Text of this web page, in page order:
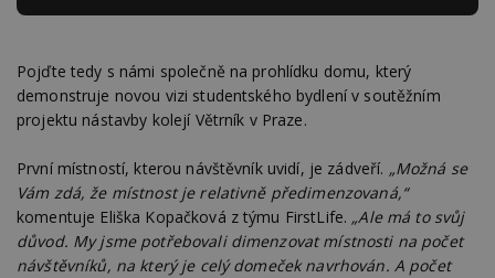
Pojďte tedy s námi společně na prohlídku domu, který
demonstruje novou vizi studentského bydlení v soutěžním
projektu nástavby kolejí Větrník v Praze.
První místností, kterou návštěvník uvidí, je zádveří. „Možná se
Vám zdá, že místnost je relativně předimenzovaná,“
komentuje Eliška Kopačková z týmu FirstLife. „Ale má to svůj
důvod. My jsme potřebovali dimenzovat místnosti na počet
návštěvníků, na který je celý domeček navrhován. A počet